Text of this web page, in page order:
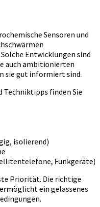
Sensoren und
Entwicklungen sind
auch ambitionierten
sie gut informiert sind.
Techniktipps finden Sie
isolierend)
Funkgeräte)
Priorität. Die richtige
ein gelassenes